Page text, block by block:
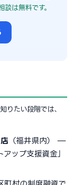
は無料です。
りたい段階では、
（福井県内） —
ップ支援資金」